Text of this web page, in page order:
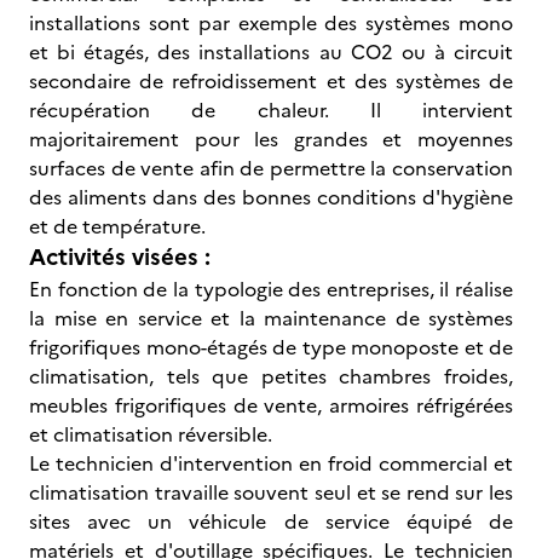
installations sont par exemple des systèmes mono
et bi étagés, des installations au CO2 ou à circuit
secondaire de refroidissement et des systèmes de
récupération de chaleur. Il intervient
majoritairement pour les grandes et moyennes
surfaces de vente afin de permettre la conservation
des aliments dans des bonnes conditions d'hygiène
et de température.
Activités visées :
En fonction de la typologie des entreprises, il réalise
la mise en service et la maintenance de systèmes
frigorifiques mono-étagés de type monoposte et de
climatisation, tels que petites chambres froides,
meubles frigorifiques de vente, armoires réfrigérées
et climatisation réversible.
Le technicien d'intervention en froid commercial et
climatisation travaille souvent seul et se rend sur les
sites avec un véhicule de service équipé de
matériels et d'outillage spécifiques. Le technicien